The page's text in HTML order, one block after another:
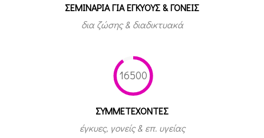
ΣΕΜΙΝΑΡΙΑ ΓΙΑ ΕΓΚΥΟΥΣ & ΓΟΝΕΙΣ
δια ζώσης & διαδικτυακά
16500
ΣΥΜΜΕΤEΧΟΝΤΕΣ
έγκυες, γονείς & επ. υγείας